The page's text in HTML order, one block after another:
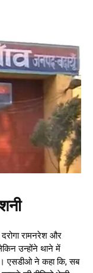
रामनरेश और
उन्होंने थाने में
एसडीओ ने कहा कि, सब